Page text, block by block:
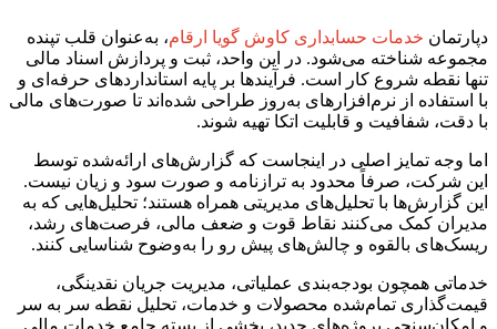
دپارتمان خدمات حسابداری کاوش گویا ارقام، به‌عنوان قلب تپنده
مجموعه شناخته می‌شود. در این واحد، ثبت و پردازش اسناد مالی
تنها نقطه شروع کار است. فرآیندها بر پایه استانداردهای حرفه‌ای و
با استفاده از نرم‌افزارهای به‌روز طراحی شده‌اند تا صورت‌های مالی
با دقت، شفافیت و قابلیت اتکا تهیه شوند.
اما وجه تمایز اصلی در اینجاست که گزارش‌های ارائه‌شده توسط
این شرکت، صرفاً محدود به ترازنامه و صورت سود و زیان نیست.
این گزارش‌ها با تحلیل‌های مدیریتی همراه هستند؛ تحلیل‌هایی که به
مدیران کمک می‌کنند نقاط قوت و ضعف مالی، فرصت‌های رشد،
ریسک‌های بالقوه و چالش‌های پیش رو را به‌وضوح شناسایی کنند.
خدماتی همچون بودجه‌بندی عملیاتی، مدیریت جریان نقدینگی،
قیمت‌گذاری تمام‌شده محصولات و خدمات، تحلیل نقطه سر به سر